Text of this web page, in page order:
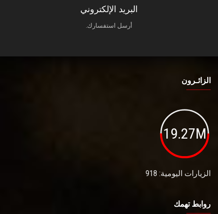
البريد الإلكتروني
أرسل استفسارك.
الزائـرون
19.27M
الزيارات اليومية: 918
روابط تهمك